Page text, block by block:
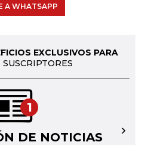
A WHATSAPP
EXCLUSIVOS PARA
1
DE NOTICIAS →